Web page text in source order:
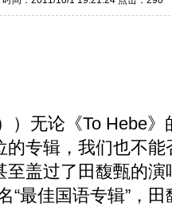
）无论《To Hebe
的专辑，我们也不
盖过了田馥甄的演
“最佳国语专辑”，